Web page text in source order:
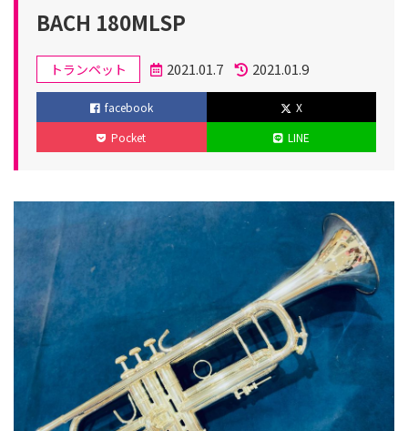
BACH 180MLSP
テ
ゴ
トランペット
投
稿
2021.01.7
更
新
2021.01.9
facebook
X
Pocket
LINE